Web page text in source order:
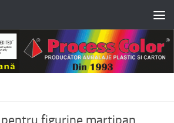
figurine martipan,